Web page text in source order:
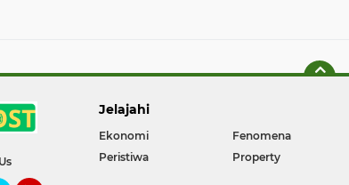
Jelajahi
Ekonomi Fenomena
Peristiwa
Property